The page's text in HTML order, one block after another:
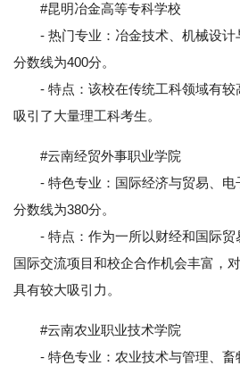
#昆明冶金高等专科学校
- 热门专业：冶金技术、机械设计
分数线为400分。
- 特点：该校在传统工科领域有较
吸引了大量理工科考生。
#云南经贸外事职业学院
- 特色专业：国际经济与贸易、电
分数线为380分。
- 特点：作为一所以财经和国际贸
国际交流项目和校企合作机会丰富，
具有较大吸引力。
#云南农业职业技术学院
- 特色专业：农业技术与管理、畜